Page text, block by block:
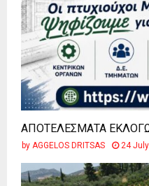
ΑΠΟΤΕΛΕΣΜΑΤΑ
by AGGELOS DRITSAS 24